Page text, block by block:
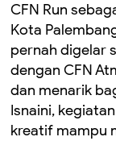
CFN Run
Kota
pernah digelar
dengan CFN
dan menarik
Isnaini,
kreatif mampu